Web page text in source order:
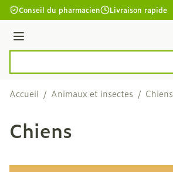
Aller au contenu
Conseil du pharmacien Livraison rapide
Menu
Accueil / Animaux et insectes / Chiens
Chiens